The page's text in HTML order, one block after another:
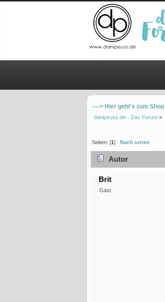
----> Hier geht's zum Shop
danipeuss.de - Das Forum »
Seiten: [1] Nach unten
Autor
Brit
Gast